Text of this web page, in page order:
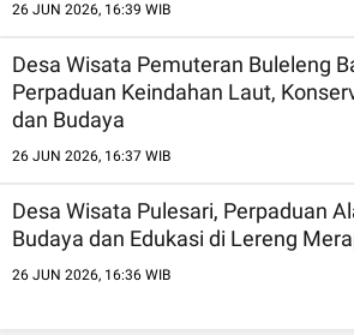
26 JUN 2026, 16:39 WIB
Desa Wisata Pemuteran Buleleng
Perpaduan Keindahan Laut,
dan Budaya
26 JUN 2026, 16:37 WIB
Desa Wisata Pulesari, Perpaduan
Budaya dan Edukasi di Lereng
26 JUN 2026, 16:36 WIB